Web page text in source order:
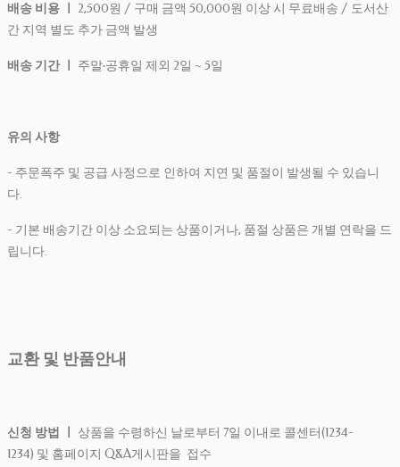
배송 비용 ㅣ 2,500원 / 구매 금액 50,000원 이상 시 무료배송 / 도서산
간 지역 별도 추가 금액 발생
배송 기간 ㅣ 주말·공휴일 제외 2일 ~ 5일
유의 사항
- 주문폭주 및 공급 사정으로 인하여 지연 및 품절이 발생될 수 있습니
다.
- 기본 배송기간 이상 소요되는 상품이거나, 품절 상품은 개별 연락을 드
립니다.
교환 및 반품안내
신청 방법 ㅣ 상품을 수령하신 날로부터 7일 이내로 콜센터(1234-
1234) 및 홈페이지 Q&A게시판을 접수